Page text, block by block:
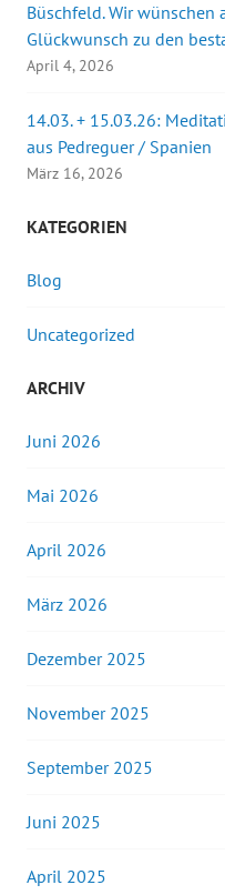
Büschfeld. Wir
Glückwunsch zu den
April 4, 2026
14.03. + 15.03.26:
aus Pedreguer / Spanien
März 16, 2026
KATEGORIEN
Blog
Uncategorized
ARCHIV
Juni 2026
Mai 2026
April 2026
März 2026
Dezember 2025
November 2025
September 2025
Juni 2025
April 2025